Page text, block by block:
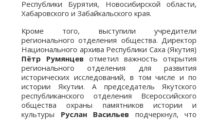
Республики Бурятия, Новосибирской области,
Хабаровского и Забайкальского края.
Кроме того, выступили учредители
регионального отделения общества. Директор
Национального архива Республики Саха (Якутия)
Пётр Румянцев отметил важность открытия
регионального отделения для развития
исторических исследований, в том числе и по
истории Якутии. А председатель Якутского
республиканского отделения Всероссийского
общества охраны памятников истории и
культуры Руслан Васильев подчеркнул, что